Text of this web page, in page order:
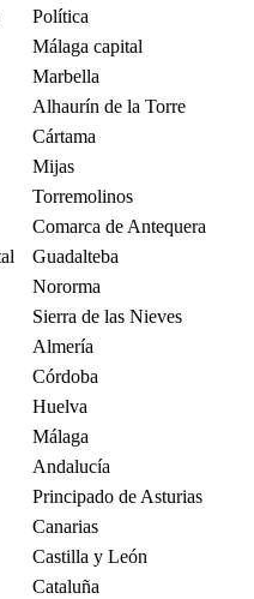
Política
Málaga capital
Marbella
Alhaurín de la Torre
Cártama
Mijas
Torremolinos
Comarca de Antequera
Guadalteba
Nororma
Sierra de las Nieves
Almería
Córdoba
Huelva
Málaga
Andalucía
Principado de Asturias
Canarias
Castilla y León
Cataluña